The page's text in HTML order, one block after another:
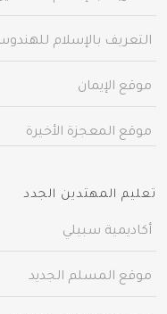
التعريف بالإسلام
موقع الإيمان
موقع المعجزة الأخيرة
تعليم المهتدين الجدد
أكاديمية سبيلي
موقع المسلم الجديد